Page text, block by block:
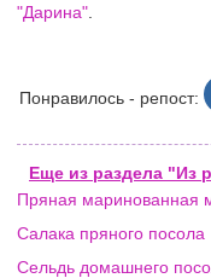
"Дарина"
Понравилось - репост:
Еще из раздела "Из
Пряная маринованная
Салака пряного посола
Сельдь домашнего